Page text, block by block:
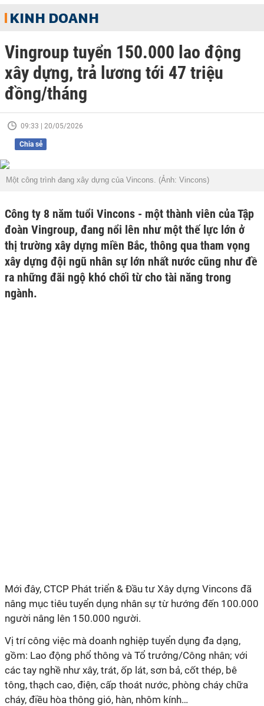
KINH DOANH
Vingroup tuyển 150.000 lao động
xây dựng, trả lương tới 47 triệu
đồng/tháng
09:33 | 20/05/2026
Chia sẻ
Một công trình đang xây dựng của Vincons. (Ảnh: Vincons)
Công ty 8 năm tuổi Vincons - một thành viên của Tập
đoàn Vingroup, đang nổi lên như một thế lực lớn ở
thị trường xây dựng miền Bắc, thông qua tham vọng
xây dựng đội ngũ nhân sự lớn nhất nước cũng như đề
ra những đãi ngộ khó chối từ cho tài năng trong
ngành.
Mới đây, CTCP Phát triển & Đầu tư Xây dựng Vincons đã
nâng mục tiêu tuyển dụng nhân sự từ hướng đến 100.000
người nâng lên 150.000 người.
Vị trí công việc mà doanh nghiệp tuyển dụng đa dạng,
gồm: Lao động phổ thông và Tổ trưởng/Công nhân; với
các tay nghề như xây, trát, ốp lát, sơn bả, cốt thép, bê
tông, thạch cao, điện, cấp thoát nước, phòng cháy chữa
cháy, điều hòa thông gió, hàn, nhôm kính…